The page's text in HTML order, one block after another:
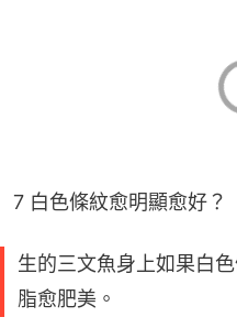
7 白色條紋愈明顯愈好？
生的三文魚身上如果白
脂愈肥美。